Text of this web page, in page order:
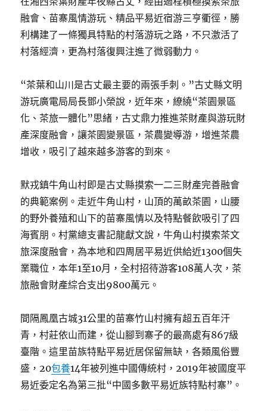
融會、苗寨風情游玩、精品平易近宿游三亨衢徑，勝
利構建了一條獨具特點的村落游玩之路，不只激活了
村落經濟，更為村落復興注進了微弱動力。
“茶葉和山川是古丈最主要的兩張手刺。”古丈縣文明
游玩廣電局局長鄧小榮說，近年來，繚繞“茶園景區
化、茶旅一體化”思緒，古丈鼎力推進茶財產與游玩財
產深度融會，讓茶園變景區，茶農變導游，增進茶農
增收，吸引了越來越多游客的到來。
默戎鎮牛角山村即是古丈縣摸索一二三財產完善融會
的典範案例。走近牛角山村，山頂的萬畝茶園，山腰
的野外養殖和山下的苗寨風情以及特點餐飲吸引了四
海賓朋。村黨總支書記龍獻文說，牛角山村摸索茶文
旅深度融會，為本地和四周居平易近供給近1300個失
業職位，本年1至10月，全村招待游客108萬人次，茶
旅融會財產綜合支出9800萬元。
間隔鳳凰古城31公里的苗寨竹山村擁有超五百年汗
青，村莊依山而建，從山腳到寨子的最高處有867級
臺階。這里苗族特點平易近居保留無缺，各類風俗豐
盛，20包養14年被列進中國傳統村，2019年被國度平
易近委定名為第三批“中國多數平易近族特點村寨”。